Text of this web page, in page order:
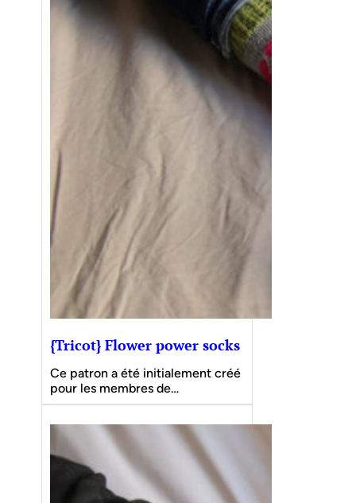
{Tricot} Flower power socks
Ce patron a été initialement créé
pour les membres de…